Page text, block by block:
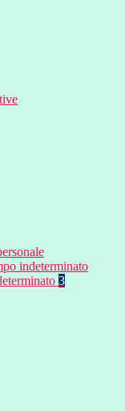
indeterminato
3